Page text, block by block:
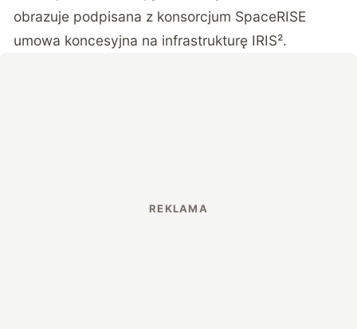
obrazuje podpisana z konsorcjum SpaceRISE
umowa koncesyjna na infrastrukturę IRIS².